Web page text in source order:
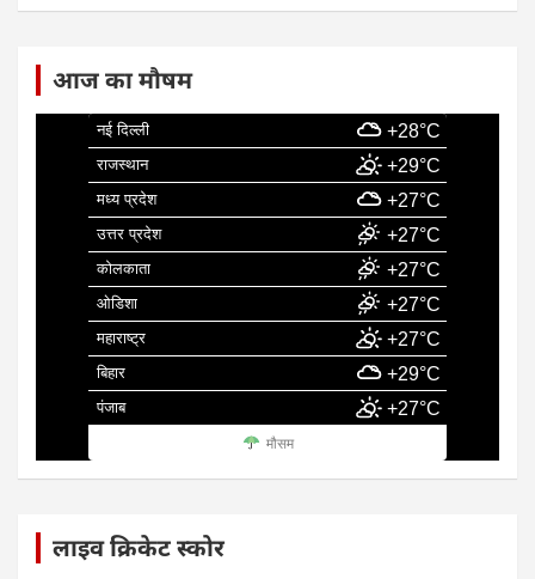
आज का मौषम
नई दिल्ली +28°C
राजस्थान +29°C
मध्य प्रदेश +27°C
उत्तर प्रदेश +27°C
कोलकाता +27°C
ओडिशा +27°C
महाराष्ट्र +27°C
बिहार +29°C
पंजाब +27°C
मौसम
लाइव क्रिकेट स्कोर